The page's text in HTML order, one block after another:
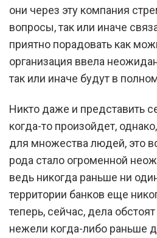
они через эту компания
вопросы, так или иначе
приятно порадовать как
организация ввела
так или иначе будут в
Никто даже и представить
когда-то произойдет,
для множества людей, это
рода стало огроменной
ведь никогда раньше ни
территории банков еще
теперь, сейчас, дела
нежели когда-либо раньше